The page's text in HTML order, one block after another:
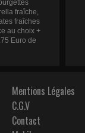
fraîche,
fraîches
au choix +
Euro de
Mentions Légales
C.G.V
Contact